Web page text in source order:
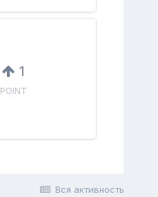
1
POINT
Вся активность